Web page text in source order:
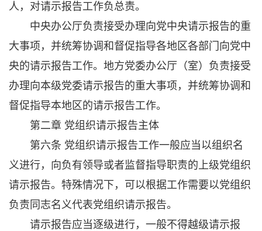
人，对请示报告工作负总责。
中央办公厅负责接受办理向党中央请示报告的重
大事项，并统筹协调和督促指导各地区各部门向党中
央的请示报告工作。地方党委办公厅（室）负责接受
办理向本级党委请示报告的重大事项，并统筹协调和
督促指导本地区的请示报告工作。
第二章 党组织请示报告主体
第六条 党组织请示报告工作一般应当以组织名
义进行，向负有领导或者监督指导职责的上级党组织
请示报告。特殊情况下，可以根据工作需要以党组织
负责同志名义代表党组织请示报告。
请示报告应当逐级进行，一般不得越级请示报